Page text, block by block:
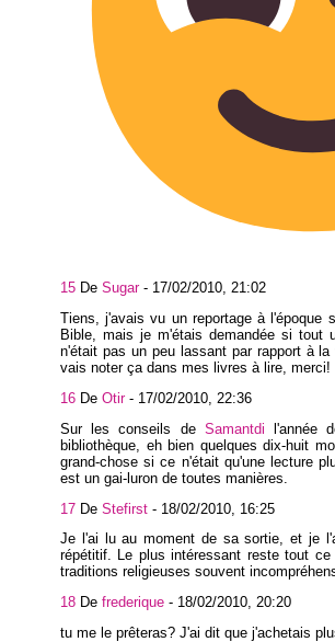
15 De Sugar- 17/02/2010, 21:02
Tiens, j'avais vu un reportage à l'époque
Bible, mais je m'étais demandée si
n'était pas un peu lassant par rapport à
vais noter ça dans mes livres à lire, merci!
16 De Otir- 17/02/2010, 22:36
Sur les conseils de Samantdi l'année
bibliothèque, eh bien quelques dix-huit
grand-chose si ce n'était qu'une lecture
est un gai-luron de toutes manières.
17 De Stefirst - 18/02/2010, 16:25
Je l'ai lu au moment de sa sortie, et je
répétitif. Le plus intéressant reste tout
traditions religieuses souvent
18 De frederique - 18/02/2010, 20:20
tu me le prêteras? J'ai dit que j'achetais